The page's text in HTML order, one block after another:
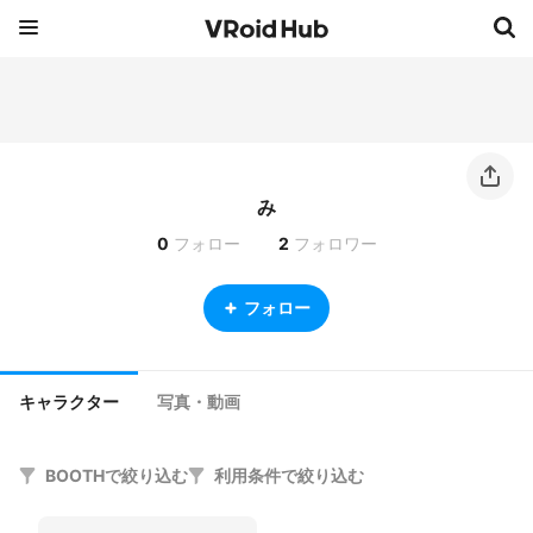
み
0 フォロー 2 フォロワー
フォロー
キャラクター 写真・動画
BOOTHで絞り込む 利用条件で絞り込む